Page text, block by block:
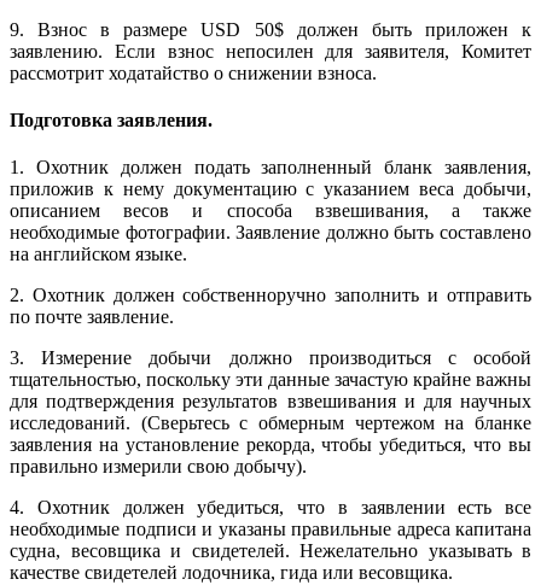
9. Взнос в размере USD 50$ должен быть приложен к
заявлению. Если взнос непосилен для заявителя, Комитет
рассмотрит ходатайство о снижении взноса.
Подготовка заявления.
1. Охотник должен подать заполненный бланк заявления,
приложив к нему документацию с указанием веса добычи,
описанием весов и способа взвешивания, а также
необходимые фотографии. Заявление должно быть составлено
на английском языке.
2. Охотник должен собственноручно заполнить и отправить
по почте заявление.
3. Измерение добычи должно производиться с особой
тщательностью, поскольку эти данные зачастую крайне важны
для подтверждения результатов взвешивания и для научных
исследований. (Сверьтесь с обмерным чертежом на бланке
заявления на установление рекорда, чтобы убедиться, что вы
правильно измерили свою добычу).
4. Охотник должен убедиться, что в заявлении есть все
необходимые подписи и указаны правильные адреса капитана
судна, весовщика и свидетелей. Нежелательно указывать в
качестве свидетелей лодочника, гида или весовщика.